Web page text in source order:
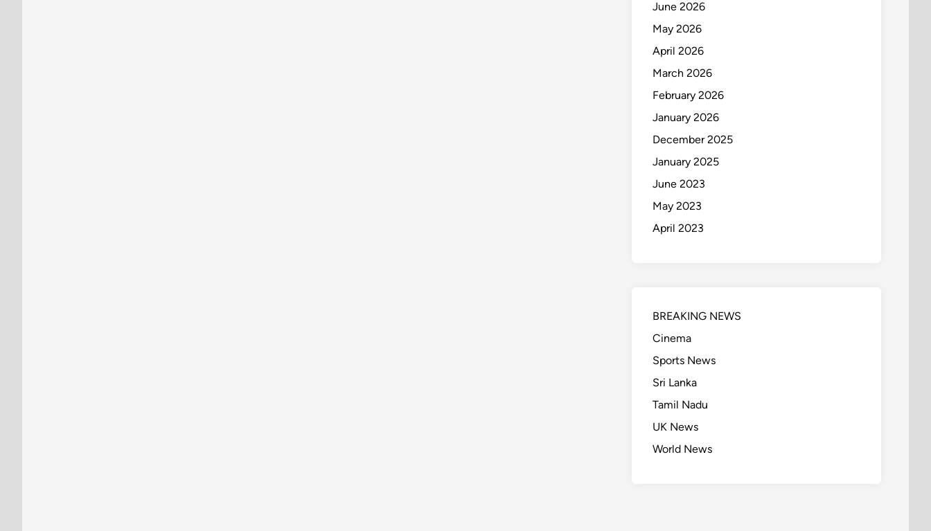
June 2026
May 2026
April 2026
March 2026
February 2026
January 2026
December 2025
January 2025
June 2023
May 2023
April 2023
BREAKING NEWS
Cinema
Sports News
Sri Lanka
Tamil Nadu
UK News
World News